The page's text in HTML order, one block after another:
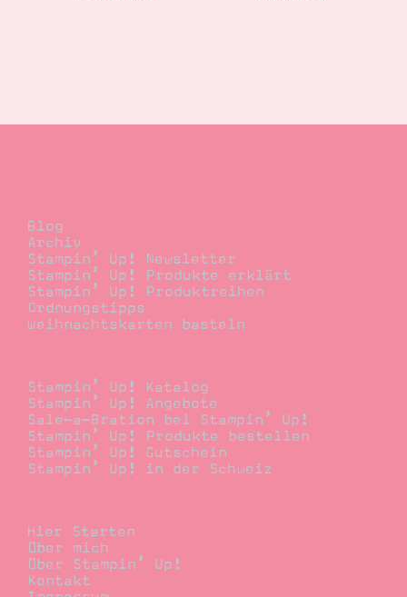
Blog
Archiv
Stampin’ Up! Newsletter
Stampin’ Up! Produkte erklärt
Stampin’ Up! Produktreihen
Ordnungstipps
Weihnachtskarten basteln
Stampin’ Up! Katalog
Stampin’ Up! Angebote
Sale-a-Bration bei Stampin’ Up!
Stampin’ Up! Produkte bestellen
Stampin’ Up! Gutschein
Stampin’ Up! in der Schweiz
Hier Starten
Über mich
Über Stampin’ Up!
Kontakt